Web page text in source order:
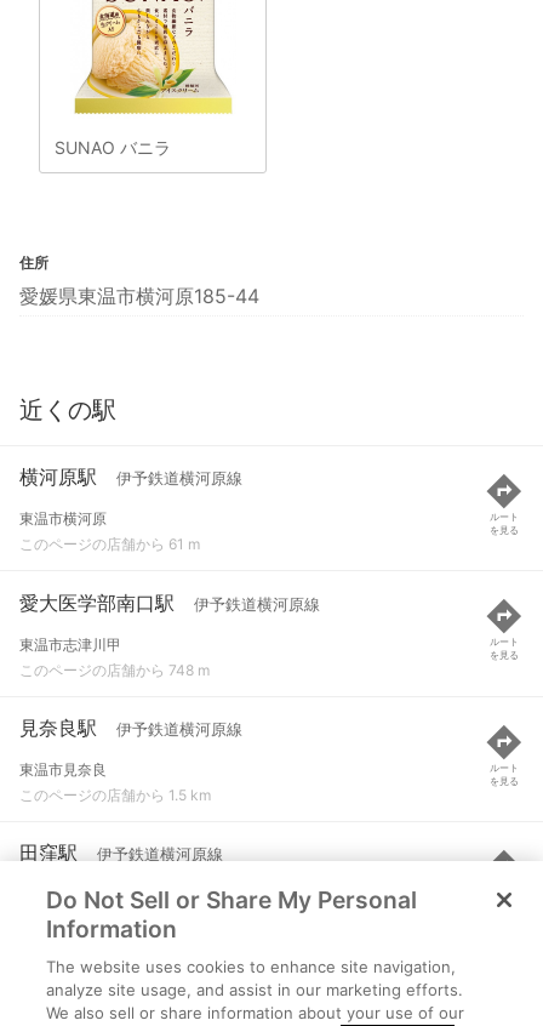
SUNAO バニラ
住所
愛媛県東温市横河原185-44
近くの駅
横河原駅 伊予鉄道横河原線
東温市横河原
このページの店舗から 61 m
ルート
を見る
愛大医学部南口駅 伊予鉄道横河原線
東温市志津川甲
このページの店舗から 748 m
ルート
を見る
見奈良駅 伊予鉄道横河原線
東温市見奈良
このページの店舗から 1.5 km
ルート
を見る
田窪駅 伊予鉄道横河原線
東温市田窪
このページの店舗から 2 km
ルート
を見る
牛渕駅 伊予鉄道横河原線
東温市牛渕
Do Not Sell or Share My Personal
Information
The website uses cookies to enhance site navigation,
analyze site usage, and assist in our marketing efforts.
We also sell or share information about your use of our